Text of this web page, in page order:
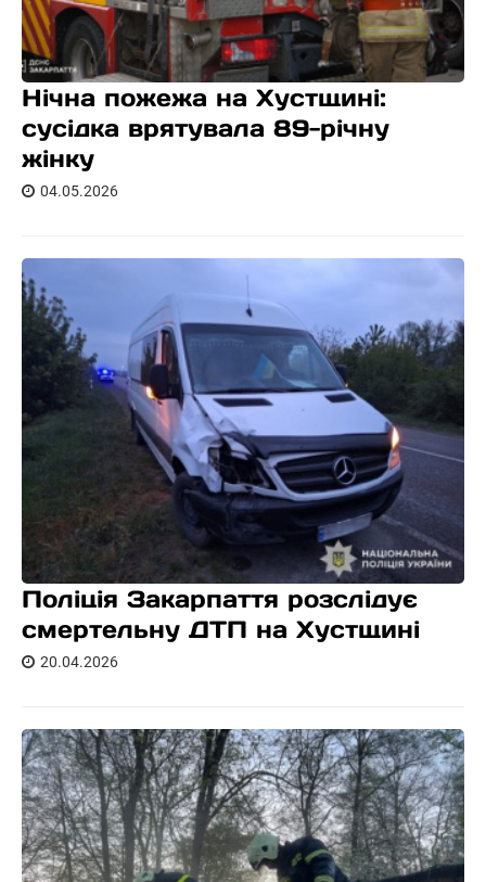
Нічна пожежа на Хустщині:
сусідка врятувала 89-річну
жінку
04.05.2026
Поліція Закарпаття розслідує
смертельну ДТП на Хустщині
20.04.2026